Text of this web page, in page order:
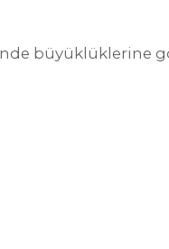
büyüklüklerine